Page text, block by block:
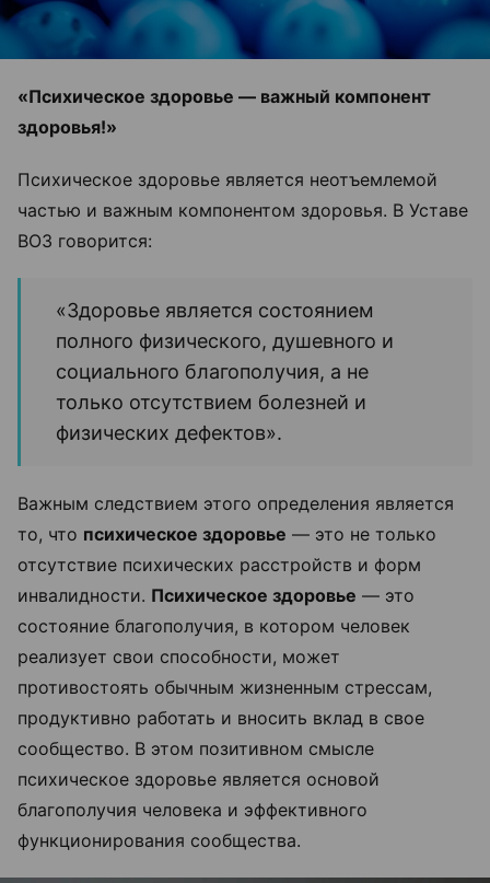
«Психическое здоровье — важный компонент
здоровья!»
Психическое здоровье является неотъемлемой
частью и важным компонентом здоровья. В Уставе
ВОЗ говорится:
«Здоровье является состоянием
полного физического, душевного и
социального благополучия, а не
только отсутствием болезней и
физических дефектов».
Важным следствием этого определения является
то, что психическое здоровье — это не только
отсутствие психических расстройств и форм
инвалидности. Психическое здоровье — это
состояние благополучия, в котором человек
реализует свои способности, может
противостоять обычным жизненным стрессам,
продуктивно работать и вносить вклад в свое
сообщество. В этом позитивном смысле
психическое здоровье является основой
благополучия человека и эффективного
функционирования сообщества.